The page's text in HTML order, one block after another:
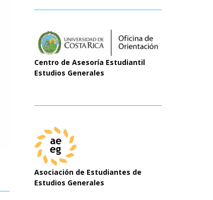
Centro de Asesoría Estudiantil
Estudios Generales
Asociación de Estudiantes de
Estudios Generales